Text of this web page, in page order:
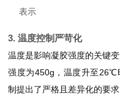
表示
3. 温度控制严苛化
温度是影响凝胶强度的关键
强度为450g，温度升至26℃
制提出了严格且差异化的要求